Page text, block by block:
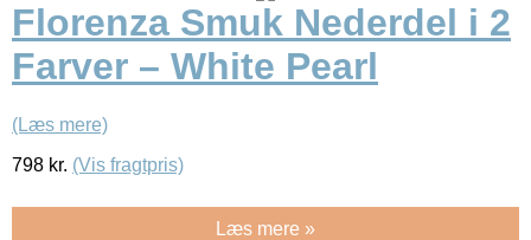
Florenza Smuk Nederdel i 2
Farver – White Pearl
(Læs mere)
798 kr. (Vis fragtpris)
Læs mere »